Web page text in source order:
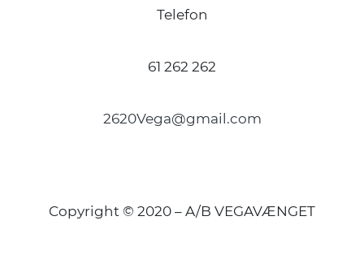
Telefon
61 262 262
2620Vega@gmail.com
Copyright © 2020 – A/B VEGAVÆNGET